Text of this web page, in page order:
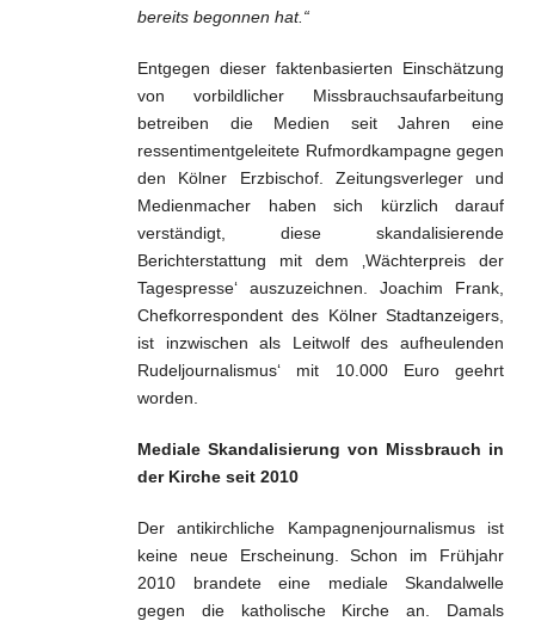
bereits begonnen hat.“
Entgegen dieser faktenbasierten Einschätzung
von vorbildlicher Missbrauchsaufarbeitung
betreiben die Medien seit Jahren eine
ressentimentgeleitete Rufmordkampagne gegen
den Kölner Erzbischof. Zeitungsverleger und
Medienmacher haben sich kürzlich darauf
verständigt, diese skandalisierende
Berichterstattung mit dem ‚Wächterpreis der
Tagespresse‘ auszuzeichnen. Joachim Frank,
Chefkorrespondent des Kölner Stadtanzeigers,
ist inzwischen als Leitwolf des aufheulenden
Rudeljournalismus‘ mit 10.000 Euro geehrt
worden.
Mediale Skandalisierung von Missbrauch in
der Kirche seit 2010
Der antikirchliche Kampagnenjournalismus ist
keine neue Erscheinung. Schon im Frühjahr
2010 brandete eine mediale Skandalwelle
gegen die katholische Kirche an. Damals